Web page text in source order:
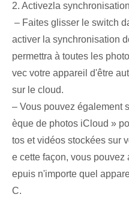
2. Activez⁢la
– ⁢Faites glisser le ‌switch
activer la synchronisation⁤
permettra à toutes les
vec votre appareil d'être
sur le cloud.
– Vous pouvez également
èque de photos iCloud »
tos et vidéos stockées sur
e cette façon, vous pouvez
epuis n'importe quel
C.